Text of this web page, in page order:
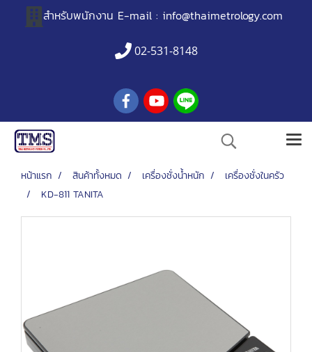
สำหรับพนักงาน E-mail : info@thaimetrology.com
02-531-8148
หน้าแรก สินค้าทั้งหมด เครื่องชั่งน้ำหนัก
เครื่องชั่งในครัว
KD-811 TANITA